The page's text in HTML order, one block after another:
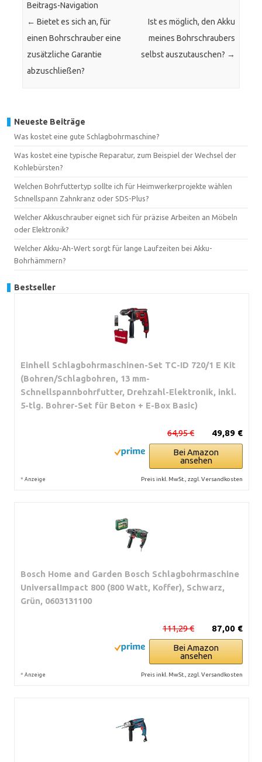
Beitrags-Navigation
← Bietet es sich an, für
einen Bohrschrauber eine
zusätzliche Garantie
abzuschließen?
Ist es möglich, den Akku
meines Bohrschraubers
selbst auszutauschen? →
Neueste Beiträge
Was kostet eine gute Schlagbohrmaschine?
Was kostet eine typische Reparatur, zum Beispiel der Wechsel der
Kohlebürsten?
Welchen Bohrfuttertyp sollte ich für Heimwerkerprojekte wählen
Schnellspann Zahnkranz oder SDS-Plus?
Welcher Akkuschrauber eignet sich für präzise Arbeiten an Möbeln
oder Elektronik?
Welcher Akku-Ah-Wert sorgt für lange Laufzeiten bei Akku-
Bohrhämmern?
Bestseller
Einhell Schlagbohrmaschinen-Set TC-ID 720/1 E Kit
(Bohren/Schlagbohren, 13 mm-
Schnellspannbohrfutter, Drehzahl-Elektronik, inkl.
5-tlg. Bohrer-Set für Beton + E-Box Basic)
49,89 €
64,95 €
Bei Amazon
ansehen
* Anzeige Preis inkl. MwSt., zzgl. Versandkosten
Bosch Home and Garden Bosch Schlagbohrmaschine
UniversalImpact 800 (800 Watt, Koffer), Schwarz,
Grün, 0603131100
87,00 €
111,29 €
Bei Amazon
ansehen
* Anzeige Preis inkl. MwSt., zzgl. Versandkosten